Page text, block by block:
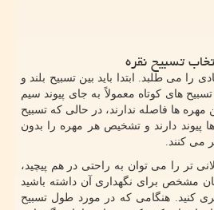
تسبیح نقره
را می طلبد. ابتدا باید بین تسبیح بلند و
های کوتاه معمولاً به ‌جای پیوند سیم
ها فاصله ندارند، در حالی که تسبیح
پیوند دارند و تشخیص هر مهره را بدون
می ‌کنند.
‌تر را می ‌توان به راحتی در هم پیچید،
مشخص برای نگهداری آن داشته باشید
کنید. هنگامی که در مورد طول تسبیح